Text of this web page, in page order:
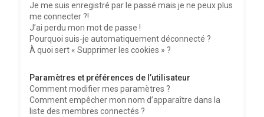
Je me suis enregistré par le passé mais je ne peux plus
me connecter ?!
J’ai perdu mon mot de passe !
Pourquoi suis-je automatiquement déconnecté ?
À quoi sert « Supprimer les cookies » ?
Paramètres et préférences de l’utilisateur
Comment modifier mes paramètres ?
Comment empêcher mon nom d’apparaître dans la
liste des membres connectés ?